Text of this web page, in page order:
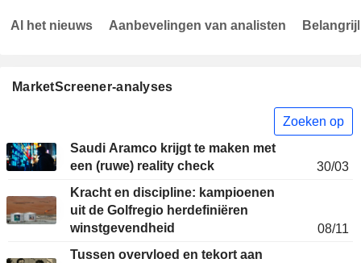
MarketScreener-analyses
Zoeken op
Saudi Aramco krijgt te maken met
een (ruwe) reality check
30/03
Kracht en discipline: kampioenen
uit de Golfregio herdefiniëren
winstgevendheid
08/11
Tussen overvloed en tekort aan
Al het nieuws Aanbevelingen van analisten